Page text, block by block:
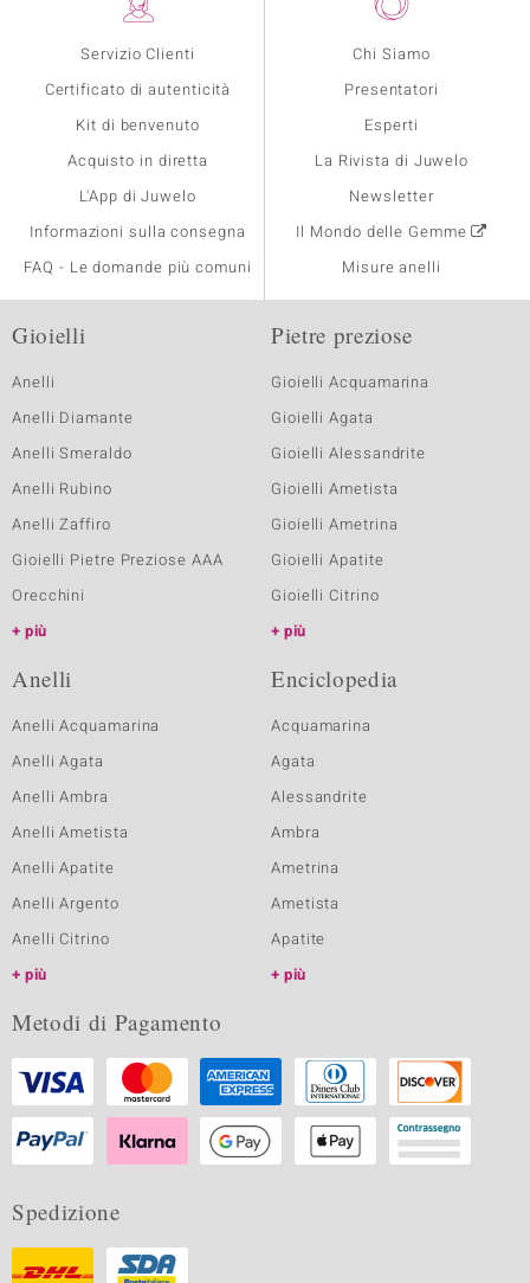
Servizio Clienti
Certificato di autenticità
Kit di benvenuto
Acquisto in diretta
L'App di Juwelo
Informazioni sulla consegna
FAQ - Le domande più comuni
Chi Siamo
Presentatori
Esperti
La Rivista di Juwelo
Newsletter
Il Mondo delle Gemme
Misure anelli
Gioielli
Anelli
Anelli Diamante
Anelli Smeraldo
Anelli Rubino
Anelli Zaffiro
Gioielli Pietre Preziose AAA
Orecchini
più
Pietre preziose
Gioielli Acquamarina
Gioielli Agata
Gioielli Alessandrite
Gioielli Ametista
Gioielli Ametrina
Gioielli Apatite
Gioielli Citrino
più
Anelli
Anelli Acquamarina
Anelli Agata
Anelli Ambra
Anelli Ametista
Anelli Apatite
Anelli Argento
Anelli Citrino
più
Enciclopedia
Acquamarina
Agata
Alessandrite
Ambra
Ametrina
Ametista
Apatite
più
Metodi di Pagamento
Spedizione